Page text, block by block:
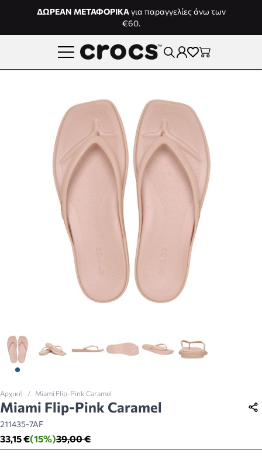
Μετάβαση στο περιεχόμενο
ΔΩΡΕΑΝ ΜΕΤΑΦΟΡΙΚΑγια παραγγελίες άνω των
€60.
View larger image View larger imageView larger image
View larger
Αρχική / Miami Flip-Pink Caramel
Miami Flip-Pink Caramel
211435-7AF
39,00 €
(15%)
33,15 €